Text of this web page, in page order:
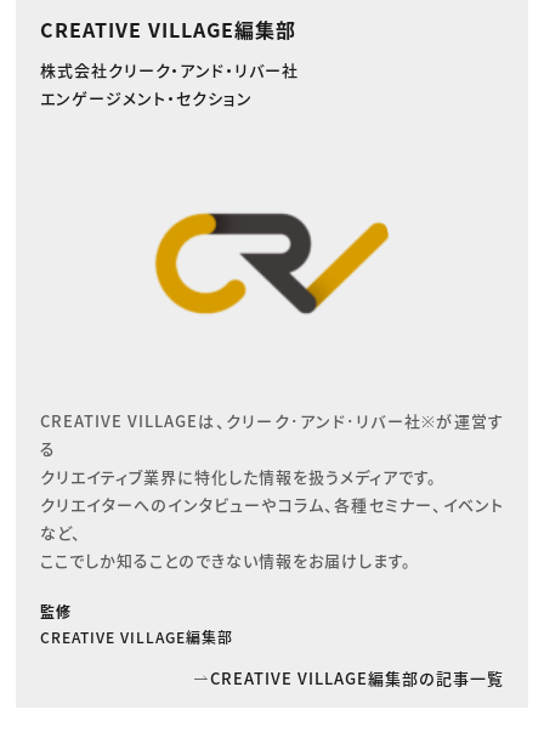
CREATIVE VILLAGE編集部
株式会社クリーク・アンド・リバー社
エンゲージメント・セクション
CREATIVE VILLAGEは、クリーク･アンド･リバー社※が運営す
る
クリエイティブ業界に特化した情報を扱うメディアです。
クリエイターへのインタビューやコラム、各種セミナー、イベント
など、
ここでしか知ることのできない情報をお届けします。
監修
CREATIVE VILLAGE編集部
CREATIVE VILLAGE編集部の記事一覧